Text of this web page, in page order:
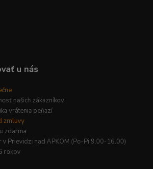
u nás
našich zákazníkov
vrátenia peňazí
zmluvy
zdarma
v Prievidzi nad APKOM (Po-Pi 9.00-16.00)
rokov